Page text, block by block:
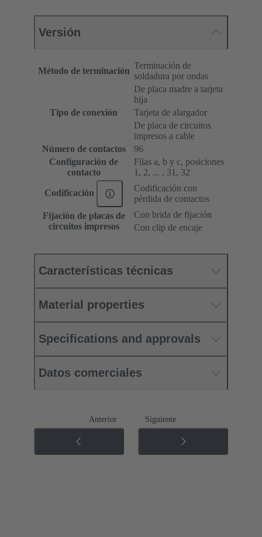
Versión
Método de terminación
Terminación de
soldadura por ondas
Tipo de conexión
De placa madre a tarjeta
hija
Tarjeta de alargador
De placa de circuitos
impresos a cable
Número de contactos
96
Configuración de
contacto
Filas a, b y c, posiciones
1, 2, ... , 31, 32
Codificación
Codificación con
pérdida de contactos
Fijación de placas de
circuitos impresos
Con brida de fijación
Con clip de encaje
Características técnicas
Material properties
Specifications and approvals
Datos comerciales
Anterior Siguiente